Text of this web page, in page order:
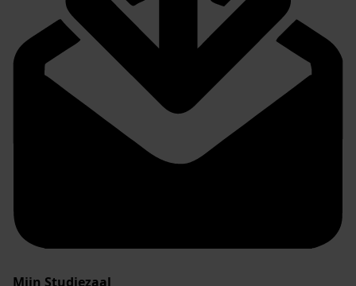
Mijn Studiezaal